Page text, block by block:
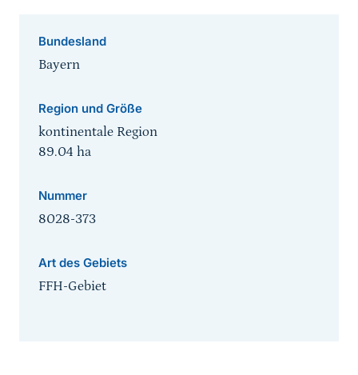
Bundesland
Bayern
Region und Größe
kontinentale Region
89.04 ha
Nummer
8028-373
Art des Gebiets
FFH-Gebiet